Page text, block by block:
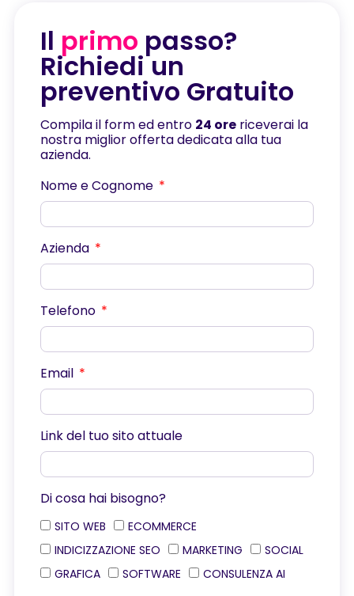
Il primo passo?
Richiedi un
preventivo Gratuito
Compila il form ed entro 24 orericeverai la
nostra miglior offerta dedicata alla tua
azienda.
Nome e Cognome
Azienda
Telefono
Email
Link del tuo sito attuale
Di cosa hai bisogno?
SITO WEB
ECOMMERCE
INDICIZZAZIONE SEO
MARKETING
SOCIAL
GRAFICA
SOFTWARE CONSULENZA AI